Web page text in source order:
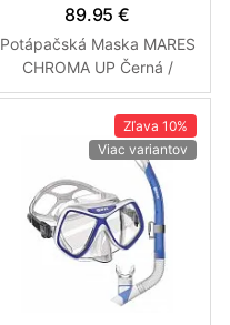
89.95 €
Potápačská Maska MARES
CHROMA UP Černá /
Oranžová
Zľava 10%
Viac variantov